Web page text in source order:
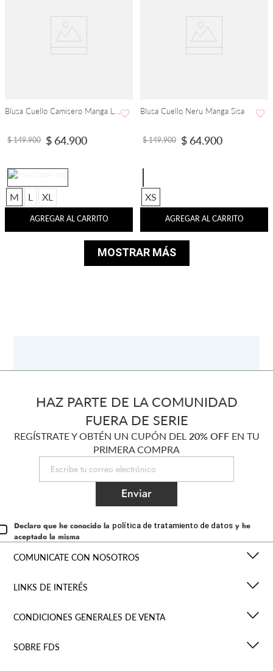
$ 149.900 $ 64.900
M L XL
AGREGAR AL CARRITO
Blusa Cuello Neru Manga Sisa
$ 149.900 $ 64.900
XS
AGREGAR AL CARRITO
MOSTRAR MÁS
HAZ PARTE DE LA COMUNIDAD
FUERA DE SERIE
REGÍSTRATE Y OBTÉN UN CUPÓN DEL 20% OFFEN TU
PRIMERA COMPRA
Enviar
Declaro que he conocido la política de tratamiento de datos y he
aceptado la misma
COMUNICATE CON NOSOTROS
LINKS DE INTERÉS
CONDICIONES GENERALES DE VENTA
SOBRE FDS